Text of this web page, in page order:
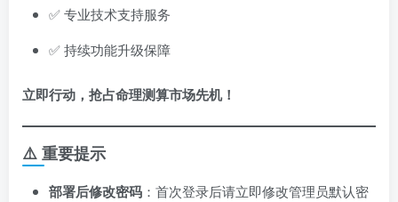
✅ 专业技术支持服务
✅ 持续功能升级保障
立即行动，抢占命理测算市场先机！
⚠️ 重要提示
部署后修改密码 ：首次登录后请立即修改管理员默认密